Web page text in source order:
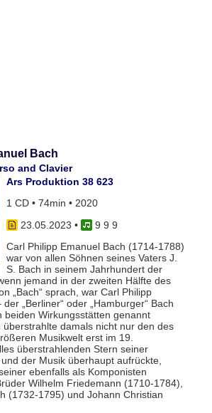
Bach
and Clavier
Ars Produktion 38 623
1 CD • 74min • 2020
23.05.2023 •
9 9 9
Carl Philipp Emanuel Bach (1714-1788)
war von allen Söhnen seines Vaters J.
S. Bach in seinem Jahrhundert der
jemand in der zweiten Hälfte des
„Bach“ sprach, war Carl Philipp
„Berliner“ oder „Hamburger“ Bach
beiden Wirkungsstätten genannt
überstrahlte damals nicht nur den des
Musikwelt erst im 19.
überstrahlenden Stern seiner
der Musik überhaupt aufrückte,
ebenfalls als Komponisten
Wilhelm Friedemann (1710-1784),
(1732-1795) und Johann Christian